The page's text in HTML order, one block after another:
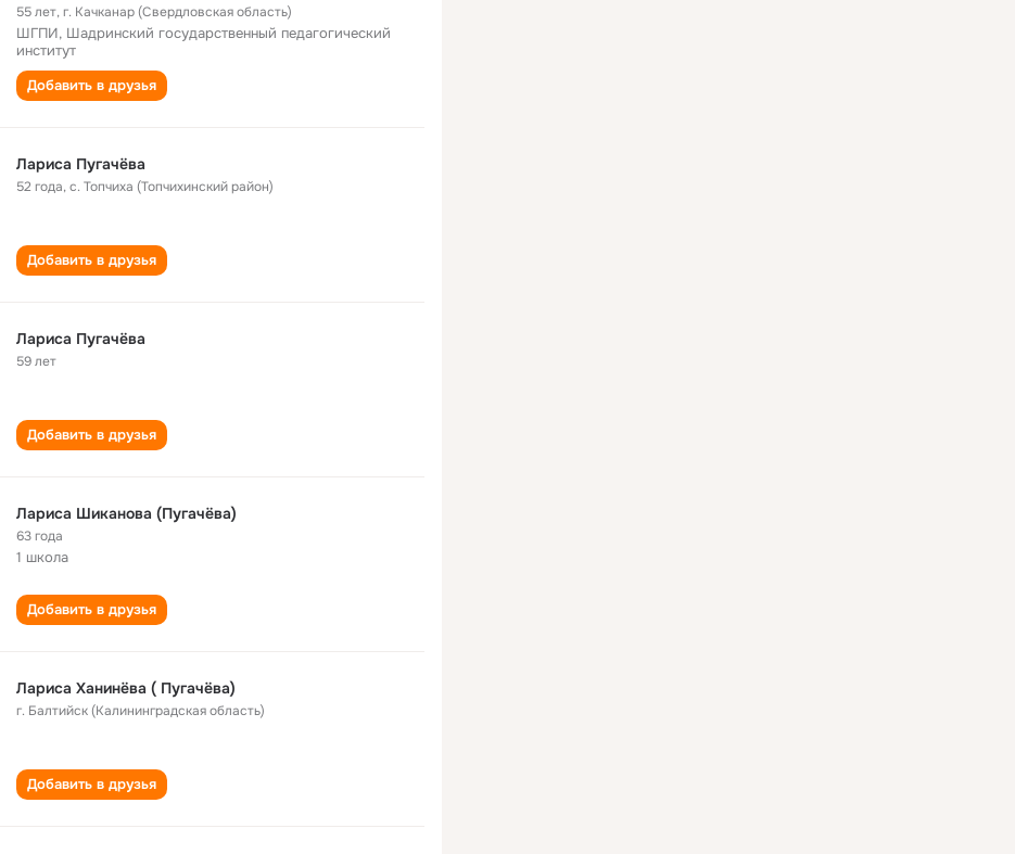
55 лет,г. Качканар (Свердловская область)
ШГПИ, Шадринский государственный педагогический
институт
Добавить в друзья
Лариса Пугачёва
52 года,с. Топчиха (Топчихинский район)
Добавить в друзья
Лариса Пугачёва
59 лет
Добавить в друзья
Лариса Шиканова (Пугачёва)
63 года
1 школа
Добавить в друзья
Лариса Ханинёва ( Пугачёва)
г. Балтийск (Калининградская область)
Добавить в друзья